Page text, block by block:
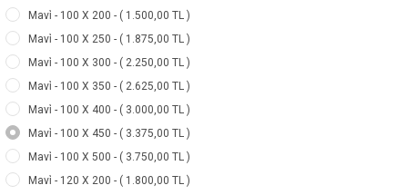
Mavi̇ - 100 X 200 - ( 1.500,00 TL )
Mavi̇ - 100 X 250 - ( 1.875,00 TL )
Mavi̇ - 100 X 300 - ( 2.250,00 TL )
Mavi̇ - 100 X 350 - ( 2.625,00 TL )
Mavi̇ - 100 X 400 - ( 3.000,00 TL )
Mavi̇ - 100 X 450 - ( 3.375,00 TL )
Mavi̇ - 100 X 500 - ( 3.750,00 TL )
Mavi̇ - 120 X 200 - ( 1.800,00 TL )